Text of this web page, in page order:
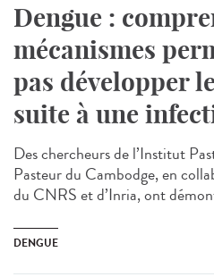
Dengue :
mécanismes
pas développer
suite à une
Des chercheurs de l’Institut
Pasteur du Cambodge, en
du CNRS et d’Inria, ont
DENGUE